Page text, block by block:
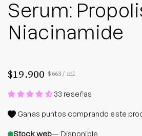
Serum:
Niacinamide
$19.900 Precio por unidad
$663 /por
ml
33 reseñas
Ganas puntos comprando este
Stock web— Disponible